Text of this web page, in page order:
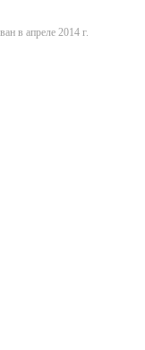
в апреле 2014 г.